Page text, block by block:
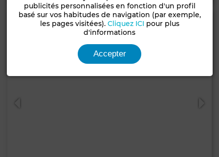
publicités personnalisées en fonction d'un profil
basé sur vos habitudes de navigation (par exemple,
les pages visitées). Cliquez ICI pour plus
d'informations
Accepter